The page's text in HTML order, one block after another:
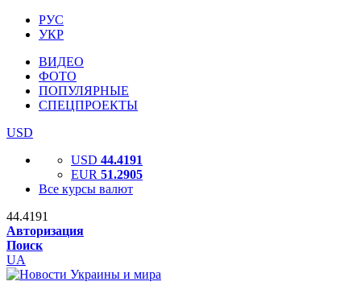
РУС
УКР
ВИДЕО
ФОТО
ПОПУЛЯРНЫЕ
СПЕЦПРОЕКТЫ
USD
USD 44.4191
EUR 51.2905
Все курсы валют
44.4191
Авторизация
Поиск
UA